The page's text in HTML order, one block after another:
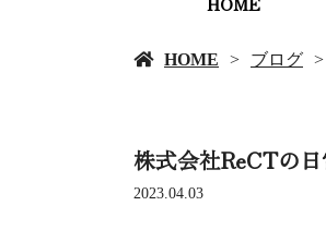
HOME ブログ
株式会社ReCTの
2023.04.03